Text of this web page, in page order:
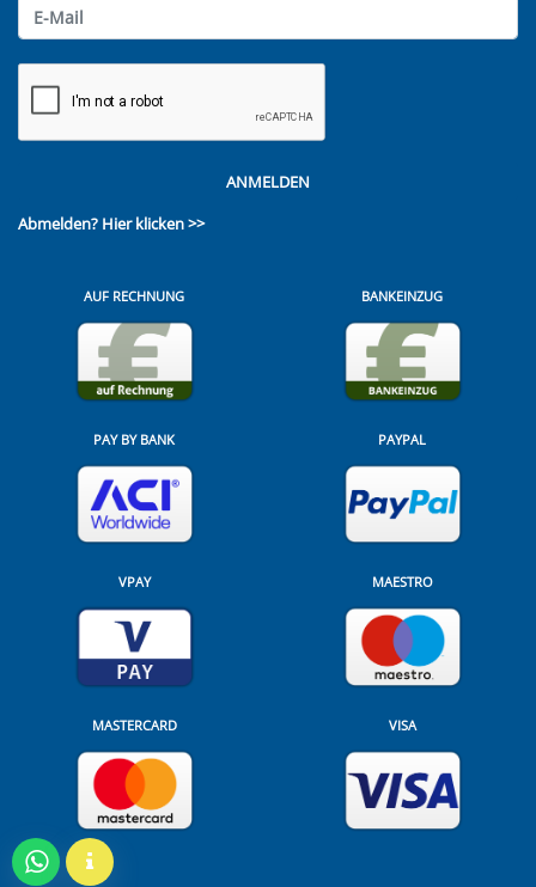
ANMELDEN
Abmelden? Hier klicken >>
AUF RECHNUNG BANKEINZUG
PAY BY BANK PAYPAL
VPAY MAESTRO
MASTERCARD VISA